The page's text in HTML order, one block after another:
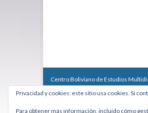
Centro Boliviano de Estudios
Calle Macario Pinilla # 2588 esq. Av.
Teléfono: +591 2431818 - Celular:
Privacidad y cookies: este sitio usa cookies. Si
Para obtener más información, incluido cómo